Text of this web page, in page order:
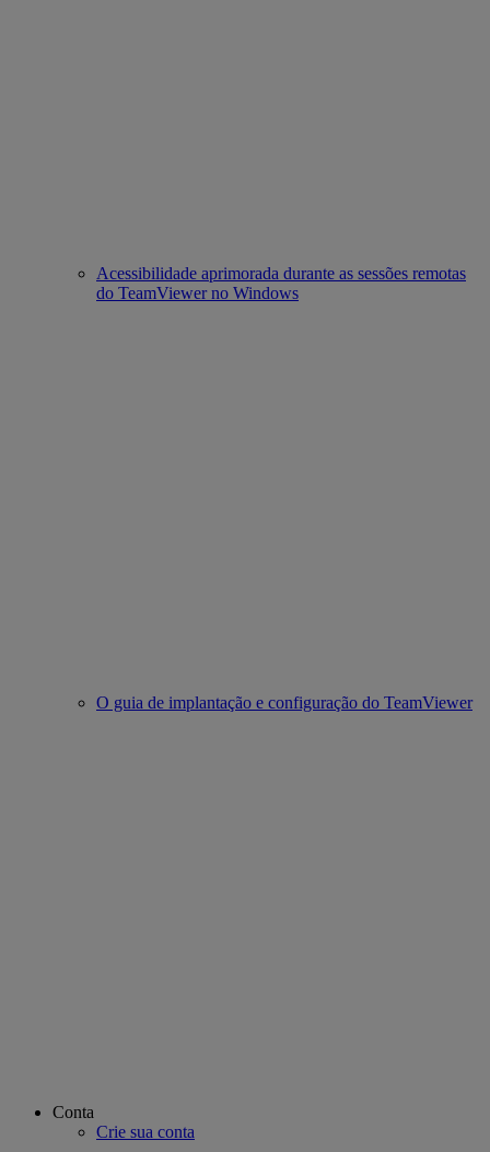
Acessibilidade aprimorada durante as sessões remotas
do TeamViewer no Windows
O guia de implantação e configuração do TeamViewer
Conta
Crie sua conta